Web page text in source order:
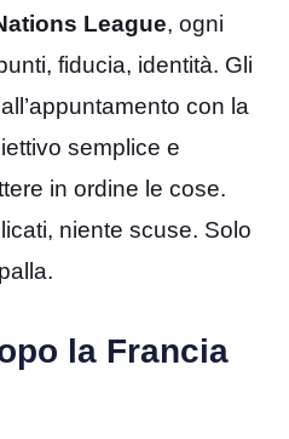
League, ogni
fiducia, identità. Gli
con la
semplice e
in ordine le cose.
niente scuse. Solo
la Francia